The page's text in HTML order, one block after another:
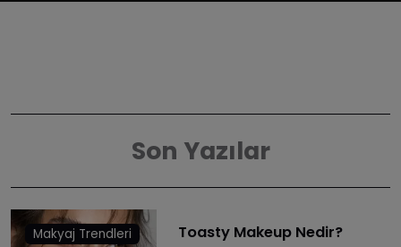
Son Yazılar
Makyaj Trendleri Toasty Makeup Nedir?